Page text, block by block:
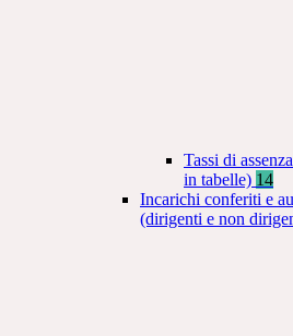
Tassi di
in tabelle) 14
Incarichi conferiti e
(dirigenti e non